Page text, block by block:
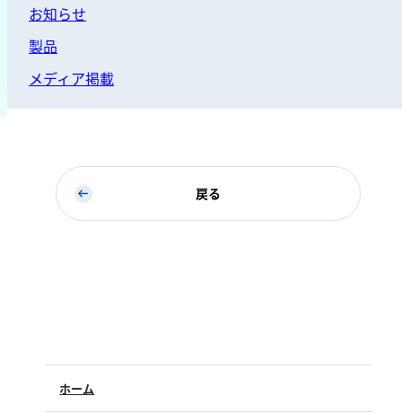
お知らせ
製品
メディア掲載
戻る
ホーム
BOD
COD
TOC
硬度
亜塩素酸ナトリウム